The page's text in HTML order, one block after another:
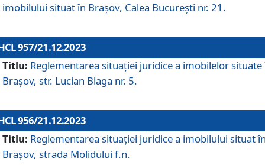
imobilului situat în Brașov, Calea București nr. 21.
957/21.12.2023
Titlu: Reglementarea situației juridice a imobilelor situate
Brașov, str. Lucian Blaga nr. 5.
956/21.12.2023
Titlu: Reglementarea situației juridice a imobilului situat
Brașov, strada Molidului f.n.